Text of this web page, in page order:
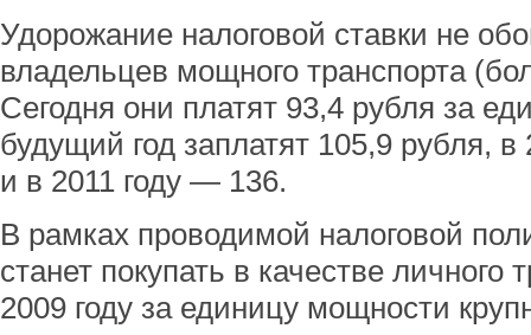
Удорожание налоговой ставки не
владельцев мощного транспорта
Сегодня они платят 93,4 рубля за
будущий год заплатят 105,9 рубля,
и в 2011 году — 136.
В рамках проводимой налоговой
станет покупать в качестве личного
2009 году за единицу мощности